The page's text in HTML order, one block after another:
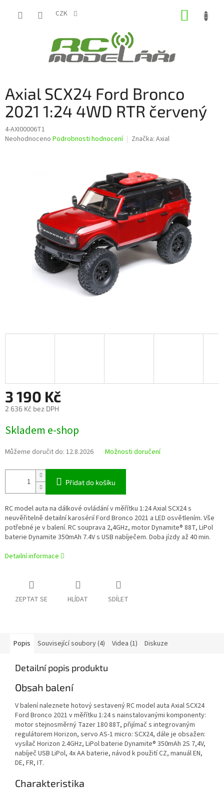
CZK
Axial SCX24 Ford Bronco
2021 1:24 4WD RTR červený
4-AXI00006T1
Průměrné
Neohodnoceno Podrobnosti hodnocení Značka: Axial
3 190 Kč
2 636 Kč bez DPH
cena:
Skladem e-shop
Můžeme doručit do: 12.8.2026 Možnosti doručení
Přidat do košíku
RC model auta na dálkové ovládání v měřítku 1:24 Axial SCX24 s
neuvěřitelně detailní karosérií Ford Bronco 2021 a LED osvětlením. Vše
potřebné je v balení. RC souprava 2,4GHz, motor Dynamite® 88T, LiPol
baterie Dynamite 350mAh 7.4V s USB nabíječem. Doba jízdy až 40 min.
Detailní informace
ZEPTAT SE HLÍDAT SDÍLET
Popis Související soubory (4) Videa (1) Diskuze
Detailní popis produktu
Obsah balení
V balení naleznete hotový sestavený RC model auta Axial SCX24
Ford Bronco 2021 v měřítku 1:24 s nainstalovanými komponenty:
motor stejnosměrný Tazer 180 88T, přijímač s integrovaným
regulátorem Horizon, servo AS-1 micro: SCX24, dále je obsažen:
vysílač Horizon 2.4GHz, LiPol baterie Dynamite® 350mAh 2S 7,4V,
nabíječ USB LiPol, 4x AA baterie, návod k použití CZ, manuál EN,
DE, FR, IT.
Charakteristika